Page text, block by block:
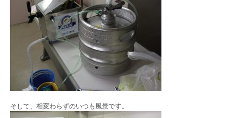
そして、相変わらずのいつも風景です。